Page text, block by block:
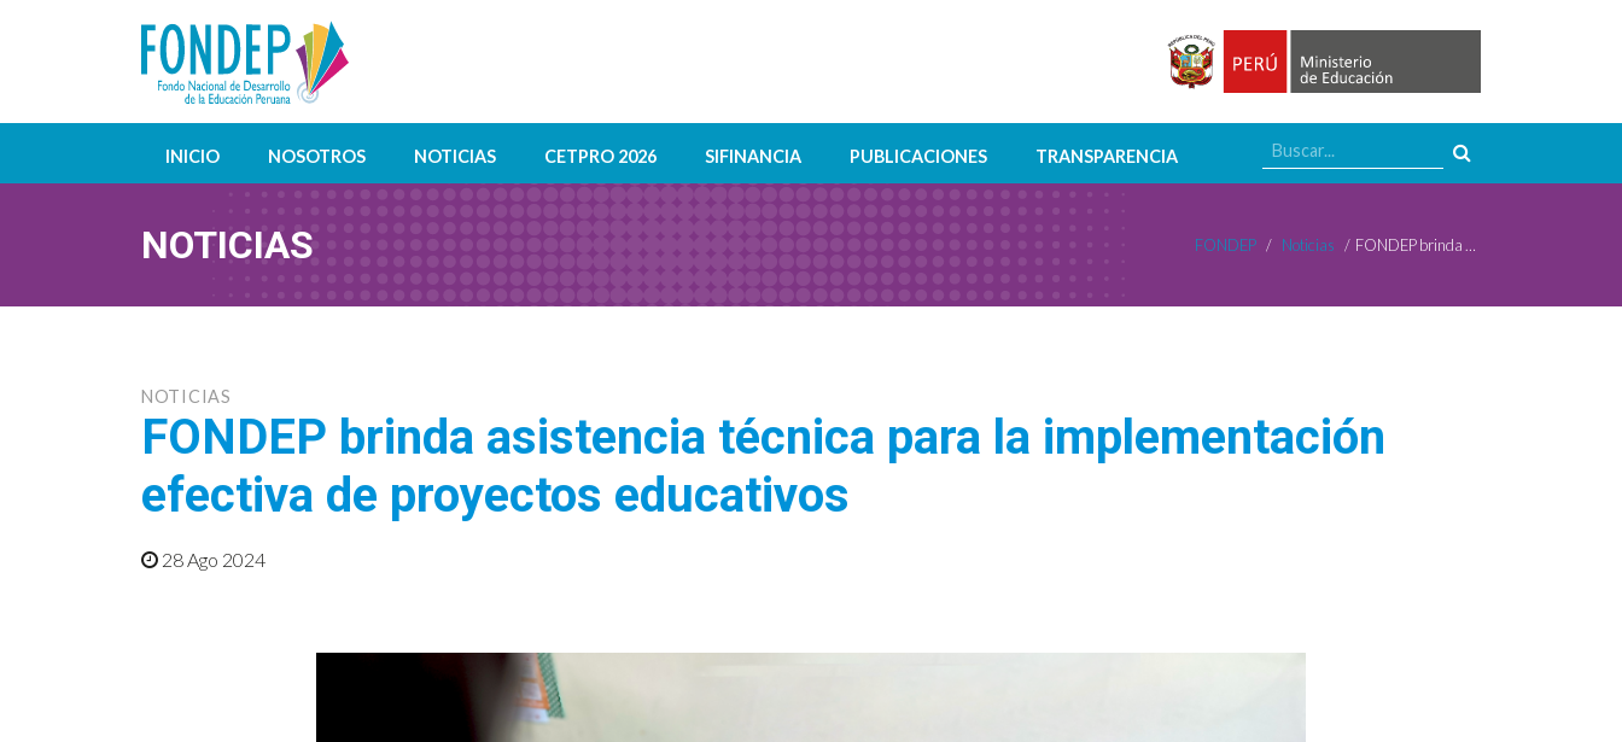
INICIO NOSOTROS NOTICIAS CETPRO 2026 SIFINANCIA PUBLICACIONES TRANSPARENCIA
NOTICIAS FONDEP / Noticias / FONDEP brinda asistencia técnica para la implementación efectiva de proyectos educativos
NOTICIAS
FONDEP brinda asistencia técnica para la implementación
efectiva de proyectos educativos
28 Ago 2024